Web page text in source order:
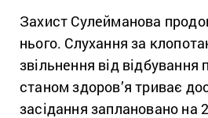
Захист Сулейманова
нього. Слухання за
звільнення від відбування
станом здоров’я триває
засідання заплановано на